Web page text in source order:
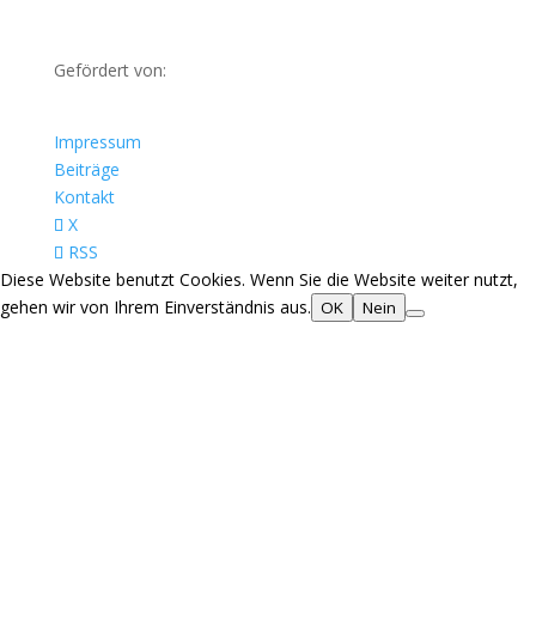
Gefördert von:
Impressum
Beiträge
Kontakt
X
RSS
Diese Website benutzt Cookies. Wenn Sie die Website weiter nutzt,
gehen wir von Ihrem Einverständnis aus. OK Nein